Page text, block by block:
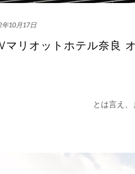
年10月17日
マリオットホテル奈良
とは言え